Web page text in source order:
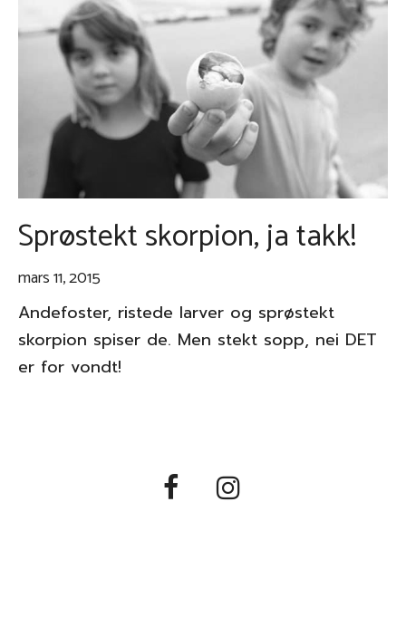
Sprøstekt skorpion, ja takk!
mars 11, 2015
Andefoster, ristede larver og sprøstekt
skorpion spiser de. Men stekt sopp, nei DET
er for vondt!